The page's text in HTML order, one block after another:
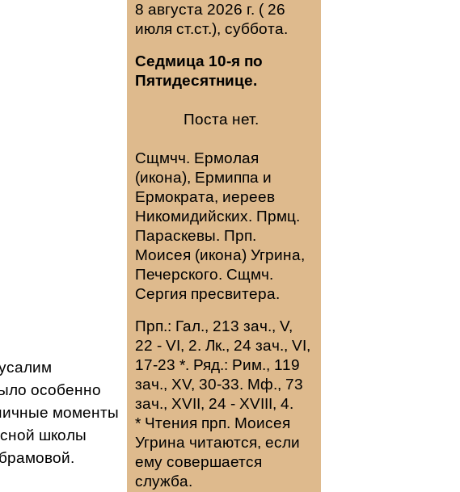
особенно
моменты
школы
8 августа 2026 г. ( 26
июля ст.ст.), суббота.
Седмица 10-я по
Пятидесятнице.
Поста нет.
Сщмчч. Ермолая
(икона), Ермиппа и
Ермократа, иереев
Никомидийских. Прмц.
Параскевы. Прп.
Моисея (икона) Угрина,
Печерского. Сщмч.
Сергия пресвитера.
Прп.: Гал., 213 зач., V,
22 - VI, 2. Лк., 24 зач., VI,
17-23 *. Ряд.: Рим., 119
зач., XV, 30-33. Мф., 73
зач., XVII, 24 - XVIII, 4.
* Чтения прп. Моисея
Угрина читаются, если
ему совершается
служба.